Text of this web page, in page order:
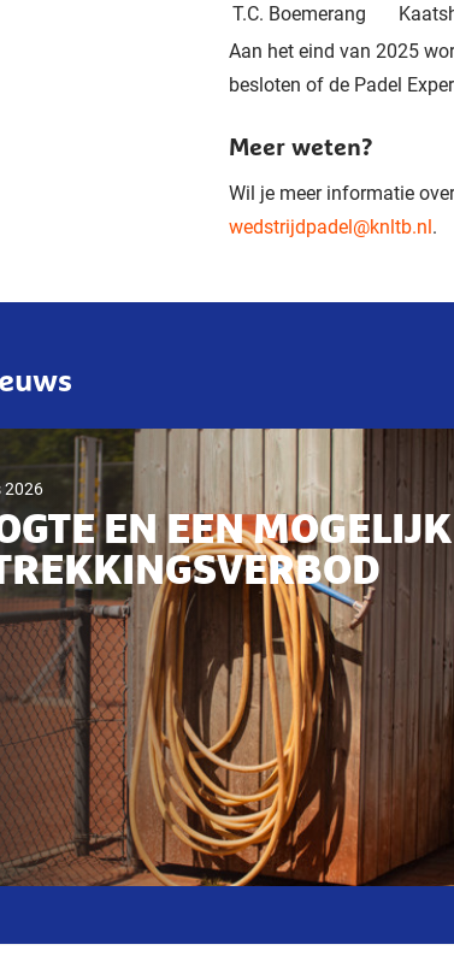
T.C. Boemerang
Aan het eind van 2025
besloten of de Padel
Meer weten?
Wil je meer informatie
wedstrijdpadel@knltb.nl.
2026
EN EEN MOGELIJK